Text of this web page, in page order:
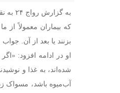
به گزارش رواج ۲۴ به نقل از –
که بیماران معمولاً از
بزنند یا بعد از آن.
او در ادامه افزود:
شده‌اند، به غذا و
آب‌میوه باشد، مسواک